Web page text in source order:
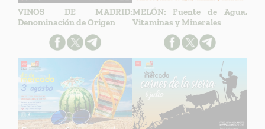
VINOS DE MADRID:
Denominación de Origen
MELÓN: Fuente de Agua,
Vitaminas y Minerales